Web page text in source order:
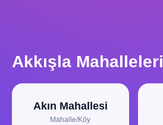
Akkışla Mahalleleri
Akın Mahallesi
Mahalle/Köy